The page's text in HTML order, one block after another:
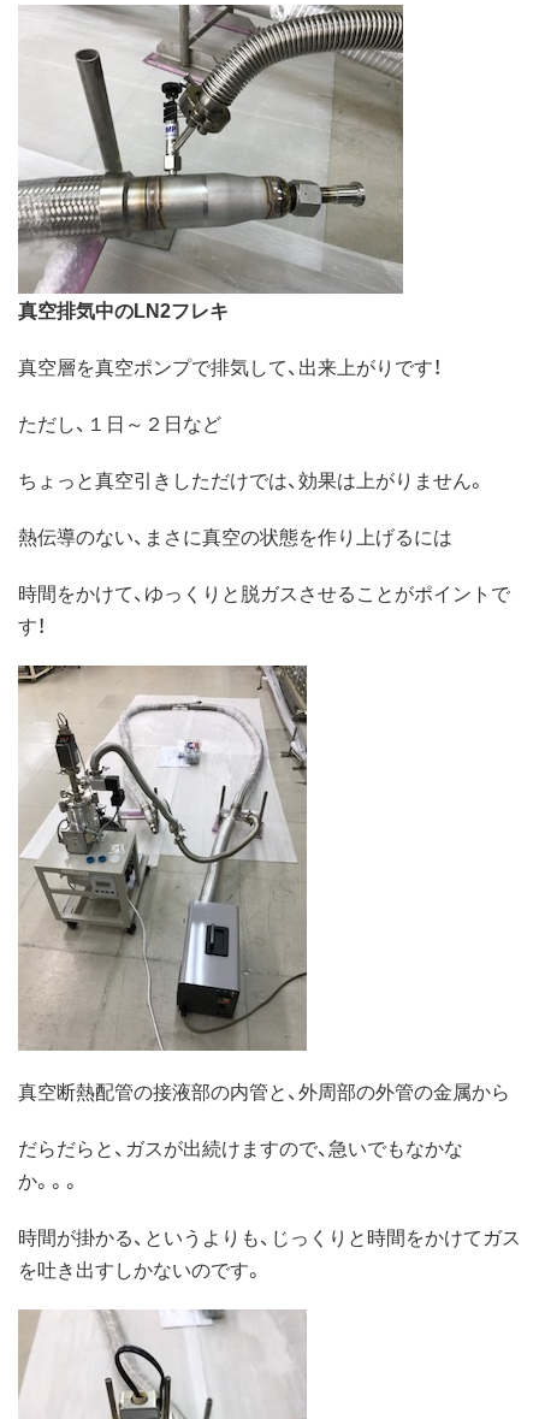
真空排気中のLN2フレキ
真空層を真空ポンプで排気して、出来上がりです！
ただし、１日～２日など
ちょっと真空引きしただけでは、効果は上がりません。
熱伝導のない、まさに真空の状態を作り上げるには
時間をかけて、ゆっくりと脱ガスさせることがポイントで
す！
真空断熱配管の接液部の内管と、外周部の外管の金属から
だらだらと、ガスが出続けますので、急いでもなかな
か。。。
時間が掛かる、というよりも、じっくりと時間をかけてガス
を吐き出すしかないのです。